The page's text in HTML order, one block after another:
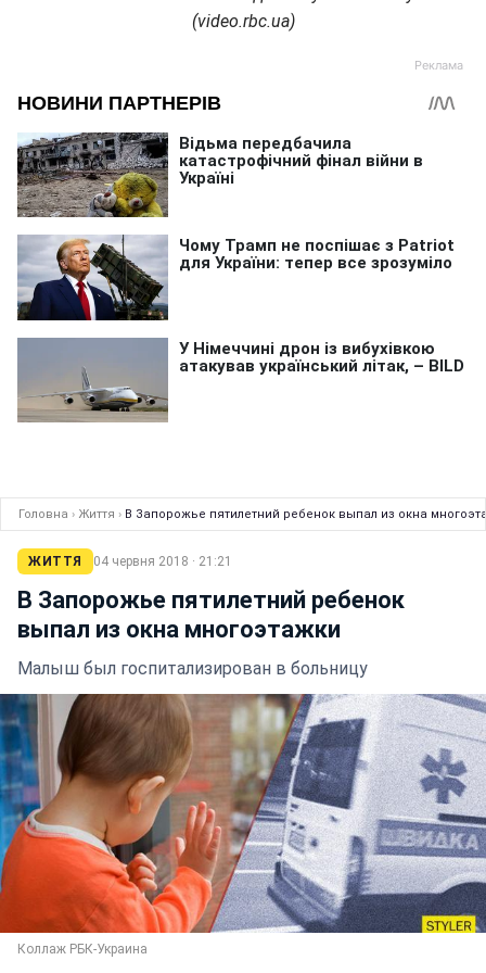
(video.rbc.ua)
Головна › Життя › В Запорожье пятилетний ребенок выпал из окна
ЖИТТЯ 04 червня 2018 · 21:21
В Запорожье пятилетний ребенок
выпал из окна многоэтажки
Малыш был госпитализирован в больницу
Коллаж РБК-Украина